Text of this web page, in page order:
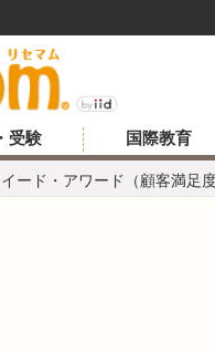
イード・アワード（顧客満足度
受験 国際教育